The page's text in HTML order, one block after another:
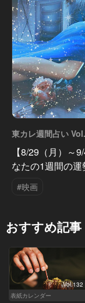
東カレ週間占い
【8/29（月）～
なたの1週間の運
#映画
おすすめ記事
Vol.132
表紙カレンダー